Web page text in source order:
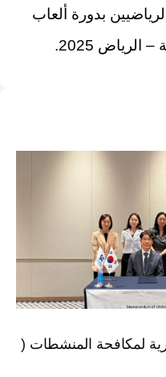
بدورة ألعاب
2025.
لمكافحة المنشطات (